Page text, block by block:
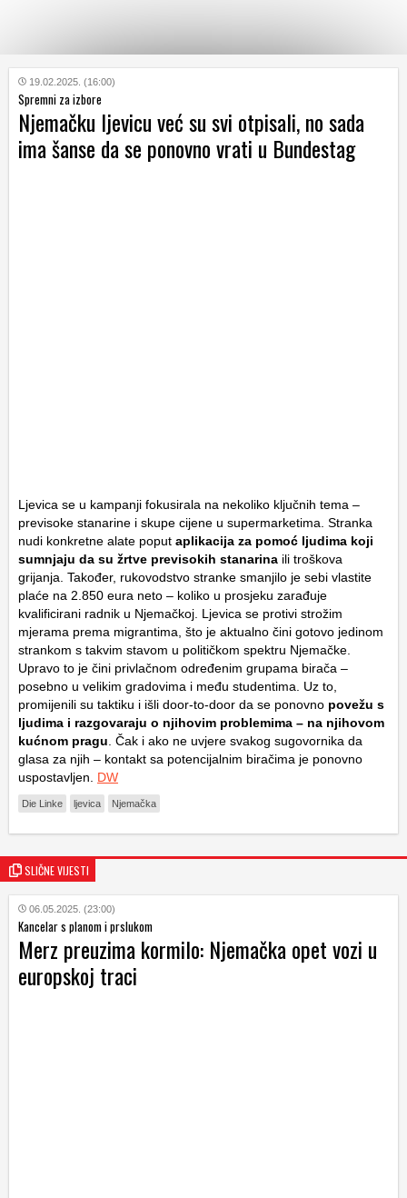
KATEGORIJE
HRVATSKI
WEB
19.02.2025. (16:00)
Spremni za izbore
Njemačku ljevicu već su svi otpisali, no sada
ima šanse da se ponovno vrati u Bundestag
Ljevica se u kampanji fokusirala na nekoliko ključnih tema –
previsoke stanarine i skupe cijene u supermarketima. Stranka
nudi konkretne alate poput aplikacija za pomoć ljudima koji
sumnjaju da su žrtve previsokih stanarina ili troškova
grijanja. Također, rukovodstvo stranke smanjilo je sebi vlastite
plaće na 2.850 eura neto – koliko u prosjeku zarađuje
kvalificirani radnik u Njemačkoj. Ljevica se protivi strožim
mjerama prema migrantima, što je aktualno čini gotovo jedinom
strankom s takvim stavom u političkom spektru Njemačke.
Upravo to je čini privlačnom određenim grupama birača –
posebno u velikim gradovima i među studentima. Uz to,
promijenili su taktiku i išli door-to-door da se ponovno povežu s
ljudima i razgovaraju o njihovim problemima – na njihovom
kućnom pragu . Čak i ako ne uvjere svakog sugovornika da
glasa za njih – kontakt sa potencijalnim biračima je ponovno
uspostavljen. DW
Die Linke ljevica Njemačka
SLIČNE VIJESTI
06.05.2025. (23:00)
Kancelar s planom i prslukom
Merz preuzima kormilo: Njemačka opet vozi u
europskoj traci